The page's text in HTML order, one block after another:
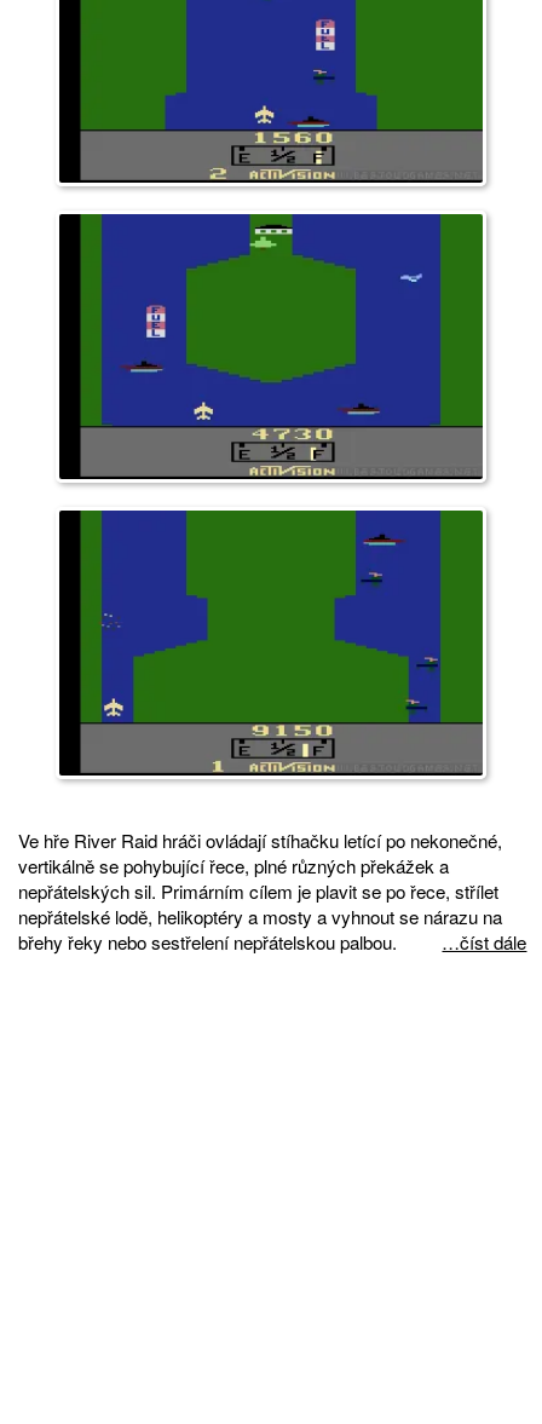
Ve hře River Raid hráči ovládají stíhačku letící po nekonečné,
vertikálně se pohybující řece, plné různých překážek a
nepřátelských sil. Primárním cílem je plavit se po řece, střílet
nepřátelské lodě, helikoptéry a mosty a vyhnout se nárazu na
břehy řeky nebo sestřelení nepřátelskou palbou.
…číst dále